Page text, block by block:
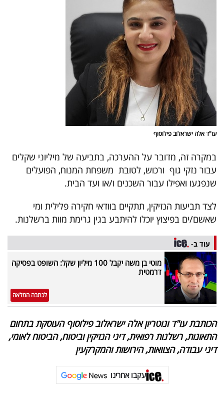
עו"ד אלה ישראלוב פילוסוף
במקרה זה, מדובר על ההערכה, בתביעה של מיליוני שקלים
עבור נזקי גוף ורכוש, לטובת משפחת המנוח, הפועלים
שנפגעו ואפילו עבור השכנים ו/או ועד הבית.
לצד תביעות הנזיקין, תתקיים בוודאי חקירה פלילית ומי
שאשם/ים בפיצוץ יוכלו להיתבע בגין גרימת מוות ברשלנות.
עוד ב-
מוטי בן משה יקבל 100 מיליון שקל: השופט בפסיקה
דרמטית
לכתבה המלאה
הכותבת עו"ד ונוטריון אלה ישראלוב פילוסוף העוסקת בתחום
התאונות, רשלנות רפואית, דיני הנזיקין וביטוח, הביטוח לאומי,
דיני עבודה, הצוואות, הירושות והמקרקעין
עקבו אחרינו